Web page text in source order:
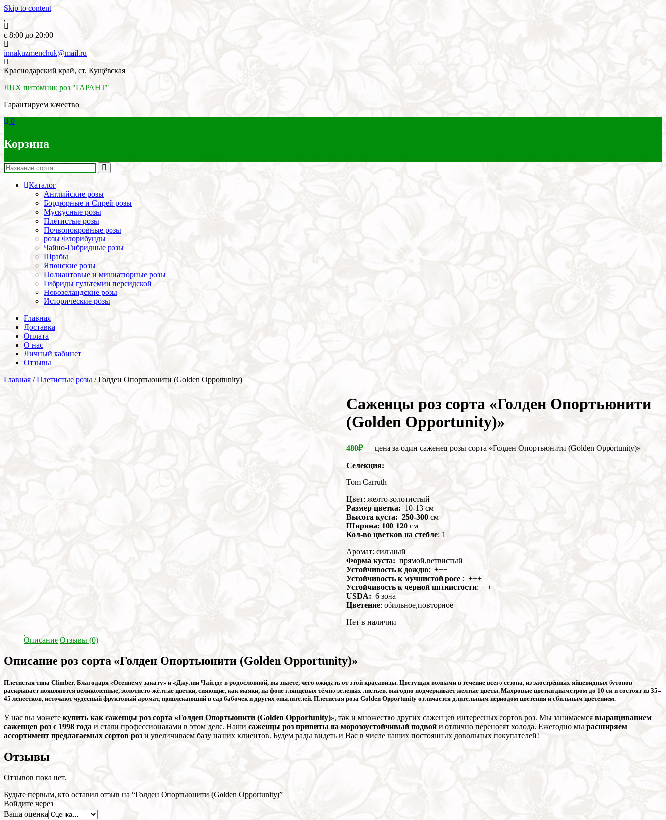
Skip to content
c 8:00 до 20:00
innakuzmenchuk@mail.ru
Краснодарский край, ст. Кущёвская
ЛПХ питомник роз "ГАРАНТ"
Гарантируем качество
0
Корзина
Каталог
Английские розы
Бордюрные и Спрей розы
Мускусные розы
Плетистые розы
Почвопокровные розы
розы Флорибунды
Чайно-Гибридные розы
Шрабы
Японские розы
Полиантовые и миниатюрные розы
Гибриды гультемии персидской
Новозеландские розы
Исторические розы
Главная
Доставка
Оплата
О нас
Личный кабинет
Отзывы
Главная /Плетистые розы / Голден Опортьюнити (Golden Opportunity)
Cаженцы роз сорта «Голден Опортьюнити
(Golden Opportunity)»
480₽— цена за один саженец розы сорта «Голден Опортьюнити (Golden Opportunity)»
Селекция:
Tom Carruth
Цвет: желто-золотистый
Размер цветка: 10-13 см
Высота куста: 250-300 см
Ширина: 100-120 см
Кол-во цветков на стебле: 1
Аромат: сильный
Форма куста: прямой,ветвистый
Устойчивость к дождю: +++
Устойчивость к мучнистой росе: +++
Устойчивость к черной пятнистости: +++
USDA: 6 зона
Цветение: обильное,повторное
Нет в наличии
Описание Отзывы (0)
Описание роз сорта «Голден Опортьюнити (Golden Opportunity)»
Плетистая типа Climber. Благодаря «Осеннему закату» и «Джулии Чайлд» в родословной, вы знаете, чего ожидать от этой красавицы. Цветущая волнами в течение всего сезона, из заострённых яйцевидных бутонов
раскрывает появляются великолепные, золотисто-жёлтые цветки, сияющие, как маяки, на фоне глянцевых тёмно-зеленых листьев. выгодно подчеркивает желтые цветы. Махровые цветки диаметром до 10 см и состоят из 35–
45 лепестков, источают чудесный фруктовый аромат, привлекающий в сад бабочек и других опылителей. Плетистая роза Golden Opportunity отличается длительным периодом цветения и обильным цветением.
У нас вы можете купить как саженцы роз сорта «Голден Опортьюнити (Golden Opportunity)», так и множество других саженцев интересных сортов роз. Мы занимаемся выращиванием
саженцев роз с 1998 года и стали профессионалами в этом деле. Наши саженцы роз привиты на морозоустойчивый подвой и отлично переносят холода. Ежегодно мы расширяем
ассортимент предлагаемых сортов роз и увеличиваем базу наших клиентов. Будем рады видеть и Вас в числе наших постоянных довольных покупателей!
Отзывы
Отзывов пока нет.
Будьте первым, кто оставил отзыв на “Голден Опортьюнити (Golden Opportunity)”
Войдите через
Ваша оценка